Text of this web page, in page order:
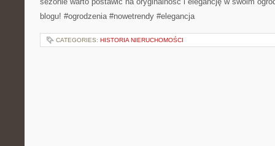
postawić na oryginalność i
Dowiedz się więcej na
#elegancja